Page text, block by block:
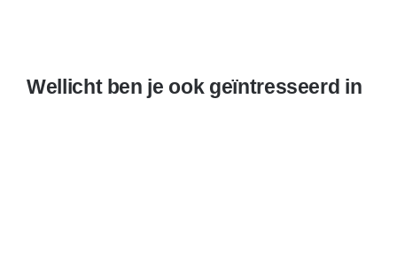
Wellicht ben je ook geïntresseerd in